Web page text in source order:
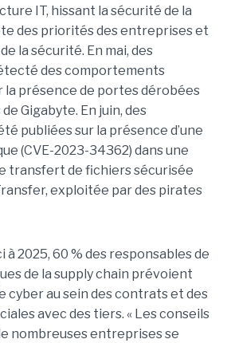
IT, hissant la sécurité de la
des priorités des entreprises et
la sécurité. En mai, des
des comportements
la présence de portes dérobées
Gigabyte. En juin, des
publiées sur la présence d’une
(CVE-2023-34362) dans une
transfert de fichiers sécurisée
exploitée par des pirates
à 2025, 60 % des responsables de
de la supply chain prévoient
cyber au sein des contrats et des
avec des tiers. « Les conseils
nombreuses entreprises se